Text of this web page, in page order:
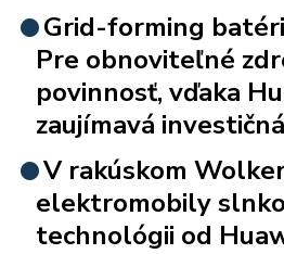
Grid-forming
Pre obnoviteľné
povinnosť, vďaka
zaujímavá
V rakúskom
elektromobily
technológii od